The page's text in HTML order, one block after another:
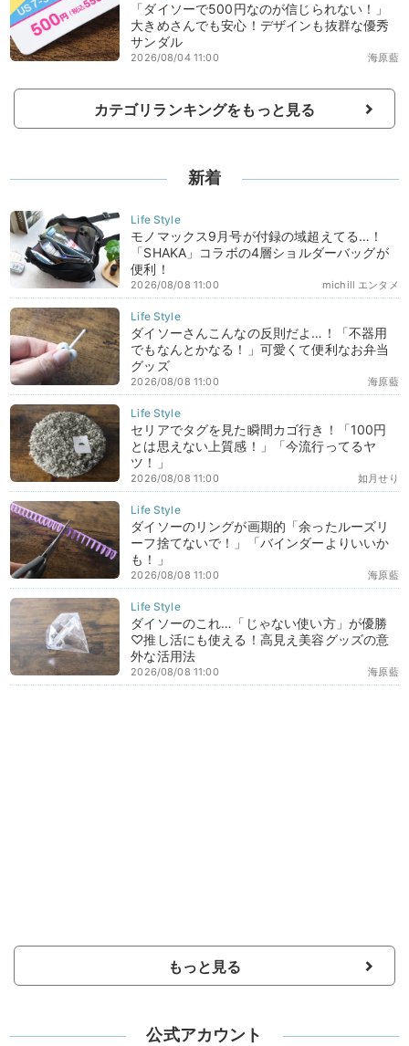
「ダイソーで500円なのが信じられない！」
大きめさんでも安心！デザインも抜群な優秀
サンダル
海原藍
2026/08/04 11:00
カテゴリランキングをもっと見る
新着
モノマックス9月号が付録の域超えてる…！
「SHAKA」コラボの4層ショルダーバッグが
便利！
michill エンタメ
2026/08/08 11:00
ダイソーさんこんなの反則だよ…！「不器用
でもなんとかなる！」可愛くて便利なお弁当
グッズ
海原藍
2026/08/08 11:00
セリアでタグを見た瞬間カゴ行き！「100円
とは思えない上質感！」「今流行ってるヤ
ツ！」
如月せり
2026/08/08 11:00
ダイソーのリングが画期的「余ったルーズリ
ーフ捨てないで！」「バインダーよりいいか
も！」
海原藍
2026/08/08 11:00
ダイソーのこれ…「じゃない使い方」が優勝
♡推し活にも使える！高見え美容グッズの意
外な活用法
海原藍
2026/08/08 11:00
もっと見る
公式アカウント